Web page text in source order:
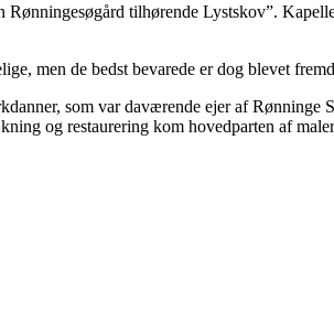
tilhørende Lystskov”.
men de bedst bevarede er dog blevet
som var daværende ejer af Rønninge
og restaurering kom hovedparten af